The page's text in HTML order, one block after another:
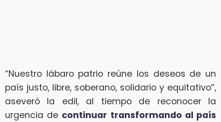
“Nuestro lábaro patrio reúne los deseos de un
país justo, libre, soberano, solidario y equitativo”,
aseveró la edil, al tiempo de reconocer la
urgencia de continuar transformando al país